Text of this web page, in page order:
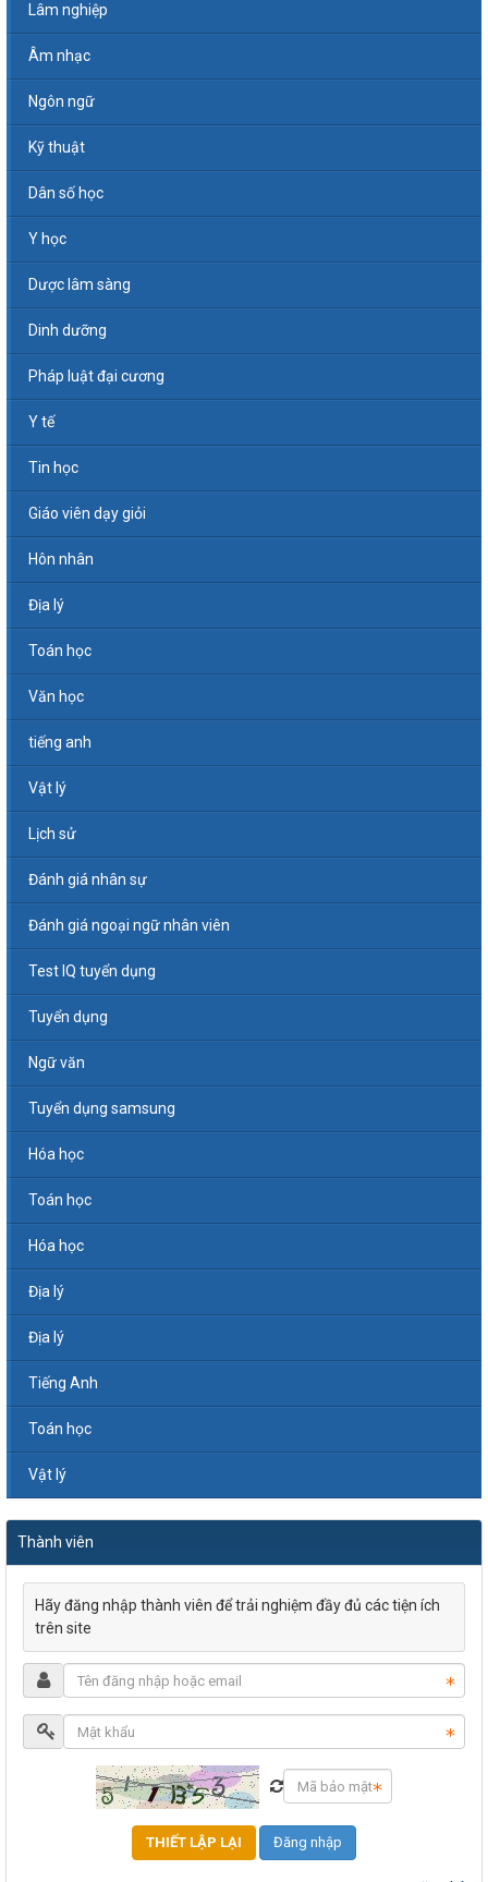
Lâm nghiệp
Âm nhạc
Ngôn ngữ
Kỹ thuật
Dân số học
Y học
Dược lâm sàng
Dinh dưỡng
Pháp luật đại cương
Y tế
Tin học
Giáo viên dạy giỏi
Hôn nhân
Địa lý
Toán học
Văn học
tiếng anh
Vật lý
Lịch sử
Đánh giá nhân sự
Đánh giá ngoại ngữ nhân viên
Test IQ tuyển dụng
Tuyển dụng
Ngữ văn
Tuyển dụng samsung
Hóa học
Toán học
Hóa học
Địa lý
Địa lý
Tiếng Anh
Toán học
Vật lý
Thành viên
Hãy đăng nhập thành viên để trải nghiệm đầy đủ các tiện ích
trên site
Đăng nhập